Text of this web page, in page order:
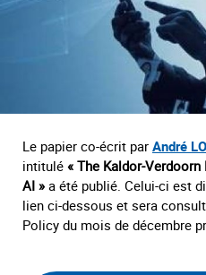
Le papier co-écrit par André
intitulé « The Kaldor-
AI » a été publié. Celui-ci est
lien ci-dessous et sera
Policy du mois de décembre